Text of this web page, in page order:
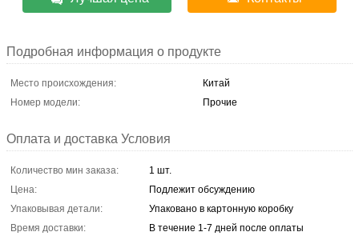
Подробная информация о продукте
Место происхождения:
Китай
Номер модели:
Прочие
Оплата и доставка Условия
Количество мин заказа:
1 шт.
Цена:
Подлежит обсуждению
Упаковывая детали:
Упаковано в картонную коробку
Время доставки:
В течение 1-7 дней после оплаты